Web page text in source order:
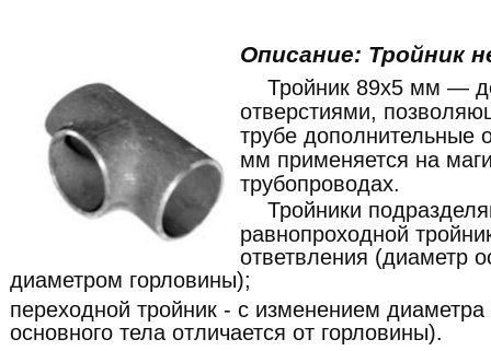
Описание: Тройник
Тройник 89x5 мм —
отверстиями,
трубе дополнительные
мм применяется на
трубопроводах.
Тройники
равнопроходной
ответвления (диаметр
диаметром горловины);
переходной тройник - с изменением
основного тела отличается от горловины).